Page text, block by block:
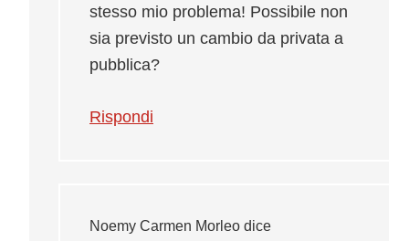
stesso mio problema! Possibile non
sia previsto un cambio da privata a
pubblica?
Rispondi
Noemy Carmen Morleo dice